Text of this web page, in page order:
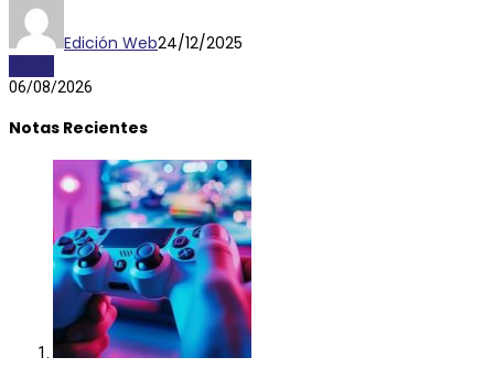
Edición Web24/12/2025
06/08/2026
Notas Recientes